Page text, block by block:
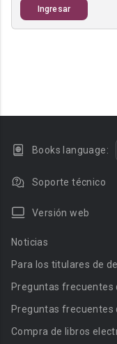
Ingresar
Books language:
Soporte técnico
Versión web
Noticias
Para los titulares de
Preguntas frecuentes
Preguntas frecuentes
Compra de libros